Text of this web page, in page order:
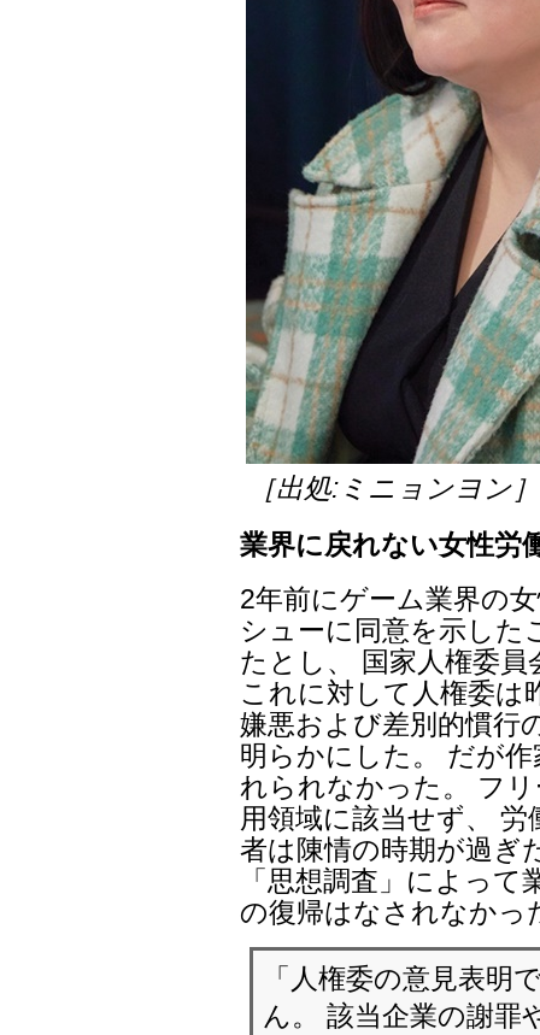
［出処:ミニョンヨン］
業界に戻れない女性労
2年前にゲーム業界の
シューに同意を示した
たとし、 国家人権委
これに対して人権委は
嫌悪および差別的慣行
明らかにした。 だが
れられなかった。 フ
用領域に該当せず、
者は陳情の時期が過ぎ
「思想調査」によっ
の復帰はなされなかっ
「人権委の意見表明
ん。 該当企業の謝罪